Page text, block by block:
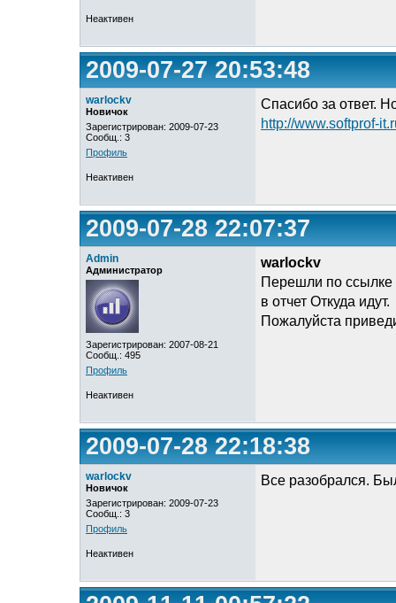
Неактивен
2009-07-27 20:53:48
warlockv
Новичок
Зарегистрирован: 2009-07-23
Сообщ.: 3
Профиль
Спасибо за ответ.
http://www.softprof-
Неактивен
2009-07-28 22:07:37
Admin
Администратор
Зарегистрирован: 2007-08-21
Сообщ.: 495
Профиль
warlockv
Перешли по ссылке
в отчет Откуда идут.
Пожалуйста
Неактивен
2009-07-28 22:18:38
warlockv
Новичок
Зарегистрирован: 2009-07-23
Сообщ.: 3
Профиль
Все разобрался.
Неактивен